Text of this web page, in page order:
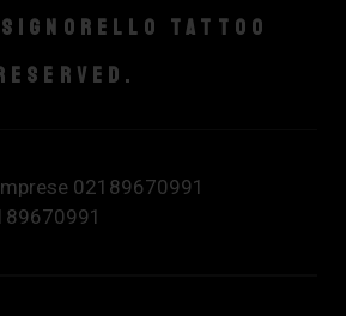
Signorello Tattoo
02189670991